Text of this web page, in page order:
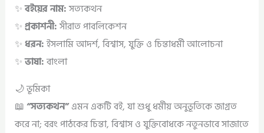
✨বইয়ের নাম:সত্যকথন
✨প্রকাশনী:সীরাত পাবলিকেশন
✨ধরন:ইসলামি আদর্শ, বিশ্বাস, যুক্তি ও চিন্তাধর্মী আলোচনা
✨ভাষা:বাংলা
🌙 ভূমিকা
📖“সত্যকথন”এমন একটি বই, যা শুধু ধর্মীয় অনুভূতিকে জাগ্রত
করে না; বরং পাঠকের চিন্তা, বিশ্বাস ও যুক্তিবোধকে নতুনভাবে সাজাতে